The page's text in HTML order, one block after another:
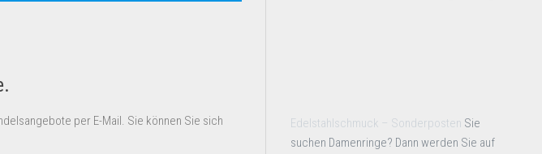
per E-Mail. Sie können Sie sich
Edelstahlschmuck – Sonderposten Sie
suchen Damenringe? Dann werden Sie auf